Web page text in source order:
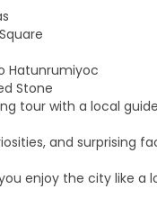
podemos
de WhatsApp,
y descubre el
local llena de
Hatunrumiyoc
Stone
tour with a local guide
and surprising
enjoy the city like a